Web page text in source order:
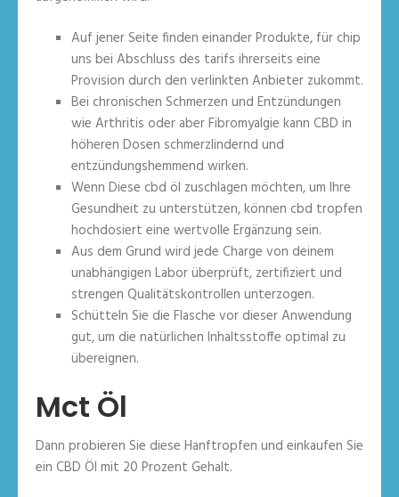
Auf jener Seite finden einander Produkte, für chip
uns bei Abschluss des tarifs ihrerseits eine
Provision durch den verlinkten Anbieter zukommt.
Bei chronischen Schmerzen und Entzündungen
wie Arthritis oder aber Fibromyalgie kann CBD in
höheren Dosen schmerzlindernd und
entzündungshemmend wirken.
Wenn Diese cbd öl zuschlagen möchten, um Ihre
Gesundheit zu unterstützen, können cbd tropfen
hochdosiert eine wertvolle Ergänzung sein.
Aus dem Grund wird jede Charge von deinem
unabhängigen Labor überprüft, zertifiziert und
strengen Qualitätskontrollen unterzogen.
Schütteln Sie die Flasche vor dieser Anwendung
gut, um die natürlichen Inhaltsstoffe optimal zu
übereignen.
Mct Öl
Dann probieren Sie diese Hanftropfen und einkaufen Sie
ein CBD Öl mit 20 Prozent Gehalt.